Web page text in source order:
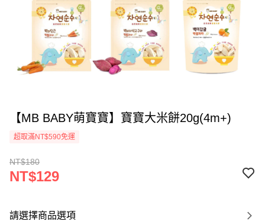
【MB BABY萌寶寶】寶寶大米餅20g(4m+)
超取滿NT$590免運
NT$180
NT$129
請選擇商品選項